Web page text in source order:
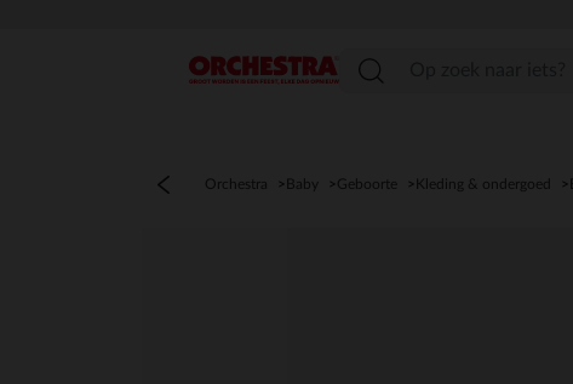
menu
Orchestra Baby Geboorte Kleding & ondergoed